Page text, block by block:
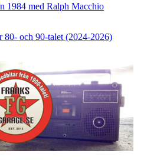
1984 med Ralph Macchio
och 90-talet (2024-2026)